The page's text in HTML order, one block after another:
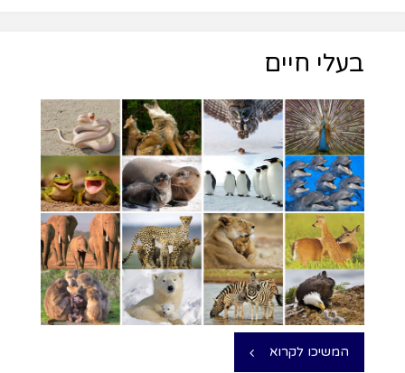
בעלי חיים
המשיכו לקרוא